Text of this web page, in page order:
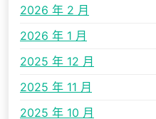
2026 年 2 月
2026 年 1 月
2025 年 12 月
2025 年 11 月
2025 年 10 月